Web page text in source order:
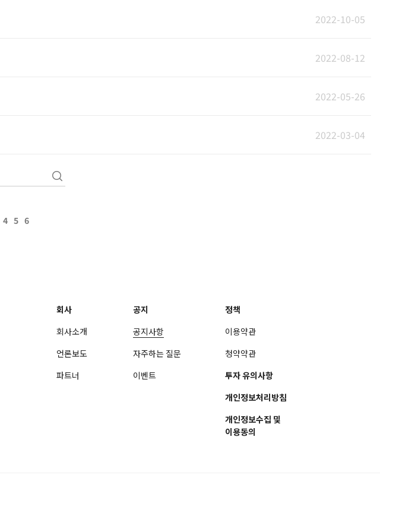
2022-10-05
2022-08-12
2022-05-26
2022-03-04
4 5 6
회사
회사소개
언론보도
파트너
공지
공지사항
자주하는 질문
이벤트
정책
이용약관
청약약관
투자 유의사항
개인정보처리방침
개인정보수집 및
이용동의